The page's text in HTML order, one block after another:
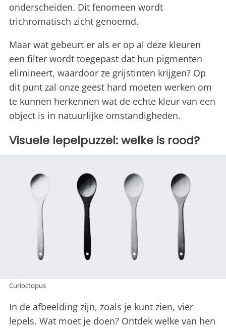
onderscheiden. Dit fenomeen wordt
trichromatisch zicht genoemd.
Maar wat gebeurt er als er op al deze kleuren
een filter wordt toegepast dat hun pigmenten
elimineert, waardoor ze grijstinten krijgen? Op
dit punt zal onze geest hard moeten werken om
te kunnen herkennen wat de echte kleur van een
object is in natuurlijke omstandigheden.
Visuele lepelpuzzel: welke is rood?
Curioctopus
In de afbeelding zijn, zoals je kunt zien, vier
lepels. Wat moet je doen? Ontdek welke van hen